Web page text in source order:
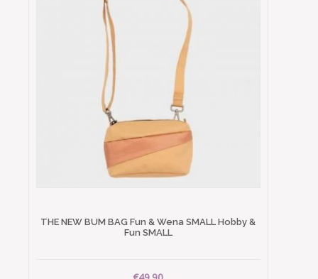
THE NEW BUM BAG Fun & Wena SMALL Hobby &
Fun SMALL